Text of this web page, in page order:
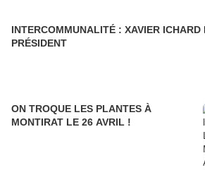
INTERCOMMUNALITÉ : XAVIER ICHARD
PRÉSIDENT
ON TROQUE LES PLANTES À
MONTIRAT LE 26 AVRIL !